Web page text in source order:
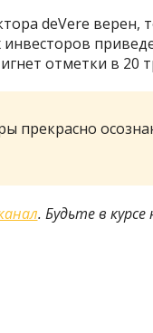
deVere верен,
отметки в 20
прекрасно
. Будьте в